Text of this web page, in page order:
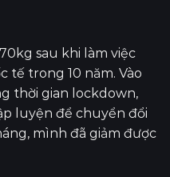
sau khi làm việc
tế trong 10 năm. Vào
thời gian lockdown,
luyện để chuyển đổi
mình đã giảm được